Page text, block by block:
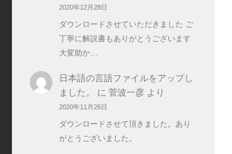
2020年12月28日
ダウンロードさせていただきました ご
丁寧に解説書もありがとうございます
大変助か…
日本語の言語ファイルをアップし
ました。
に 菅波一彦より
2020年11月26日
ダウンロードさせて頂きました。あり
がとうございました。